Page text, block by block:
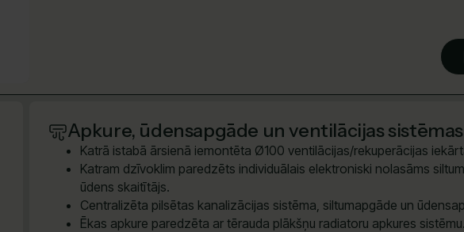
Apkure, ūdensapgāde un ventilācijas sistēmas
Katrā istabā ārsienā iemontēta Ø100 ventilācijas/rekuperācijas
Katram dzīvoklim paredzēts individuālais elektroniski nolasāms
ūdens skaitītājs.
Centralizēta pilsētas kanalizācijas sistēma, siltumapgāde un
Ēkas apkure paredzēta ar tērauda plākšņu radiatoru apkures